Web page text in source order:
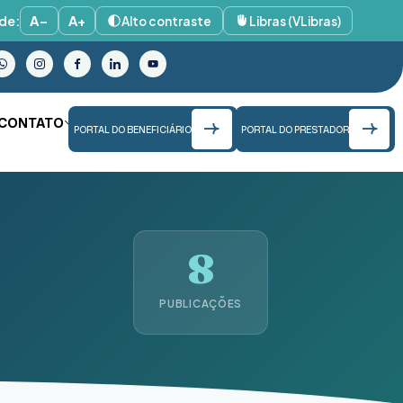
A− A+ Alto contraste Libras (VLibras)
PORTAL DO BENEFICIÁRIO PORTAL DO PRESTADOR
8
PUBLICAÇÕES